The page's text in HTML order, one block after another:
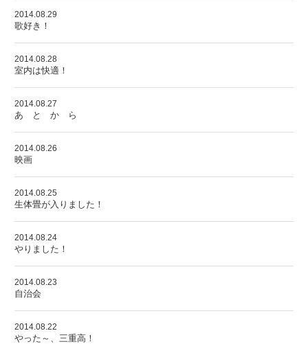
2014.08.29
歌好き！
2014.08.28
室内は快適！
2014.08.27
あ と か ら
2014.08.26
映画
2014.08.25
生体畳が入りました！
2014.08.24
やりました！
2014.08.23
自治会
2014.08.22
やった～、三重高！